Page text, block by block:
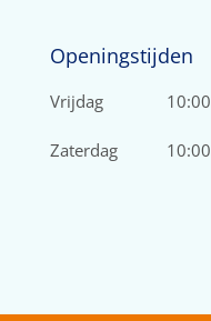
Openingstijden
Vrijdag
Zaterdag